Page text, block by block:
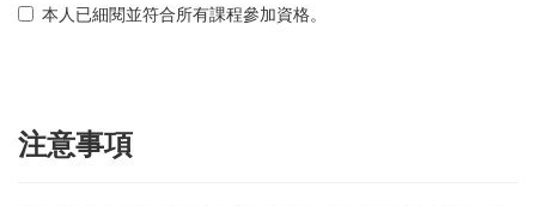
本人已細閱並符合所有課程參加資格。
注意事項